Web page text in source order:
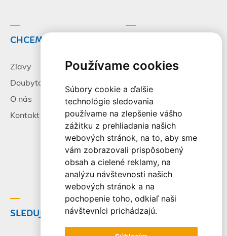
Používame cookies
Súbory cookie a ďalšie
technológie sledovania
používame na zlepšenie vášho
zážitku z prehliadania našich
webových stránok, na to, aby sme
vám zobrazovali prispôsobený
obsah a cielené reklamy, na
analýzu návštevnosti našich
webových stránok a na
pochopenie toho, odkiaľ naši
návštevníci prichádzajú.
CHCEM CESTOVAŤ
Zľavy
Doubytovanie
O nás
Kontakt
Pracovné príležitosti
Všeobecné zmluvné
podmienky
Alternatívne riešenie
sporov
Spracovanie osobných
údajov
SLEDUJTE NÁS
Travel, s.r.o. Všetky práva